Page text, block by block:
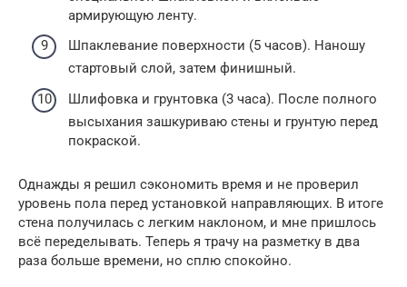
армирующую ленту.
Шпаклевание поверхности (5 часов). Наношу
стартовый слой, затем финишный.
Шлифовка и грунтовка (3 часа). После полного
высыхания зашкуриваю стены и грунтую перед
покраской.
Однажды я решил сэкономить время и не проверил
уровень пола перед установкой направляющих. В итоге
стена получилась с легким наклоном, и мне пришлось
всё переделывать. Теперь я трачу на разметку в два
раза больше времени, но сплю спокойно.